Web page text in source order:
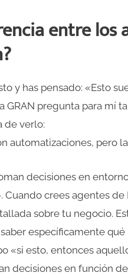
entre los
y has pensado: «Esto
GRAN pregunta para mí
de verlo:
automatizaciones, pero
decisiones en
crees agentes de
sobre tu negocio.
específicamente
«si esto, entonces
decisiones en función